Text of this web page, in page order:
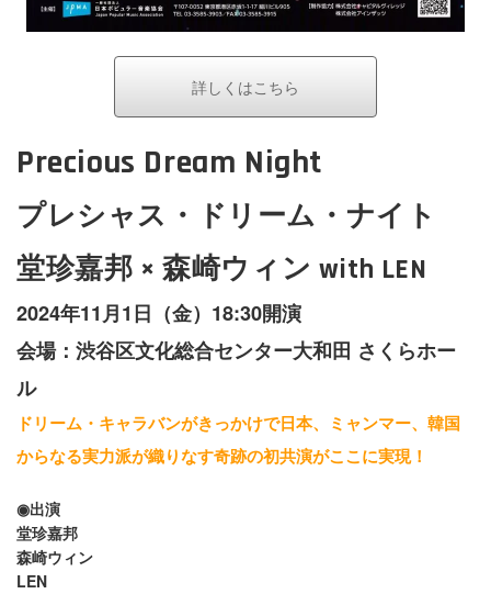
詳しくはこちら
Precious Dream Night
プレシャス・ドリーム・ナイト
堂珍嘉邦 × 森崎ウィン with LEN
2024年11月1日（金）18:30開演
会場：渋谷区文化総合センター大和田 さくらホー
ル
ドリーム・キャラバンがきっかけで日本、ミャンマー、韓国
からなる実力派が織りなす奇跡の初共演がここに実現！
◉出演
堂珍嘉邦
森崎ウィン
LEN